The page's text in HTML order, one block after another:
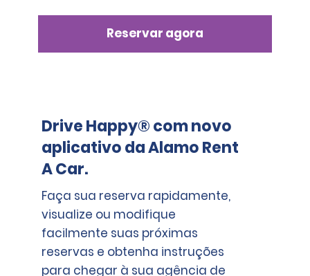
Reservar agora
Drive Happy® com novo
aplicativo da Alamo Rent
A Car.
Faça sua reserva rapidamente,
visualize ou modifique
facilmente suas próximas
reservas e obtenha instruções
para chegar à sua agência de